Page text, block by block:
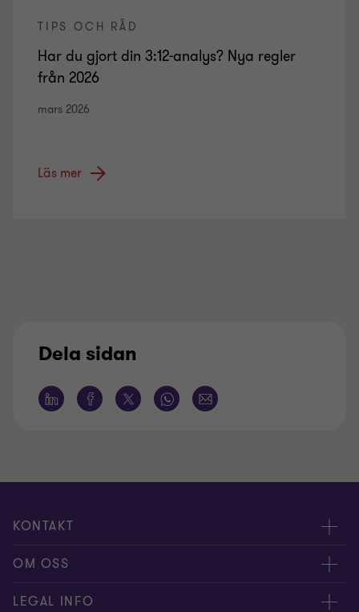
TIPS OCH RÅD
Har du gjort din 3:12-analys? Nya regler
från 2026
mars 2026
Läs mer
Dela sidan
KONTAKT
Kontakta oss
Våra experter
OM OSS
Om Grant Thornton
LEGAL INFO